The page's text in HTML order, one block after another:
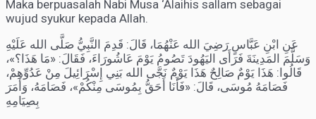
Maka berpuasalah Nabi Musa ‘Alaihis sallam sebagai
wujud syukur kepada Allah.
عَنِ ابْنِ عَبَّاسٍ رَضِيَ الله عَنْهُمَا، قَالَ: قَدِمَ النَّبِيُّ صَلَّى الله عَلَيْهِ
وَسَلَّمَ المَدِينَةَ فَرَأَى اليَهُودَ تَصُومُ يَوْمَ عَاشُورَاءَ، فَقَالَ: «مَا هَذَا؟»،
قَالُوا: هَذَا يَوْمٌ صَالِحٌ هَذَا يَوْمٌ نَجَّى الله بَنِي إِسْرَائِيلَ مِنْ عَدُوِّهِمْ،
فَصَامَهُ مُوسَى، قَالَ: «فَأَنَا أَحَقُّ بِمُوسَى مِنْكُمْ»، فَصَامَهُ، وَأَمَرَ
بِصِيَامِهِ